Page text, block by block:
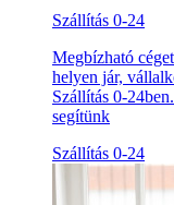
Szállítás 0-24
Megbízható
helyen jár,
Szállítás 0-
segítünk
Szállítás 0-24